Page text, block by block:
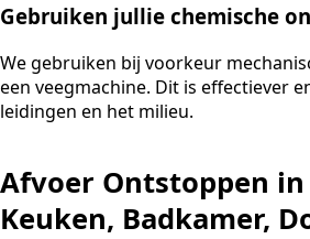
Gebruiken jullie chemische
We gebruiken bij voorkeur
een veegmachine. Dit is effectiever
leidingen en het milieu.
Afvoer Ontstoppen in
Keuken, Badkamer,